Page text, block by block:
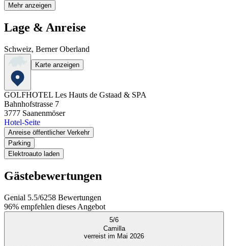
Mehr anzeigen
Lage & Anreise
Schweiz, Berner Oberland
Karte anzeigen
GOLFHOTEL Les Hauts de Gstaad & SPA
Bahnhofstrasse 7
3777 Saanenmöser
Hotel-Seite
Anreise öffentlicher Verkehr
Parking
Elektroauto laden
Gästebewertungen
Genial 5.5/6258 Bewertungen
96% empfehlen dieses Angebot
5/6
Camilla
verreist im Mai 2026